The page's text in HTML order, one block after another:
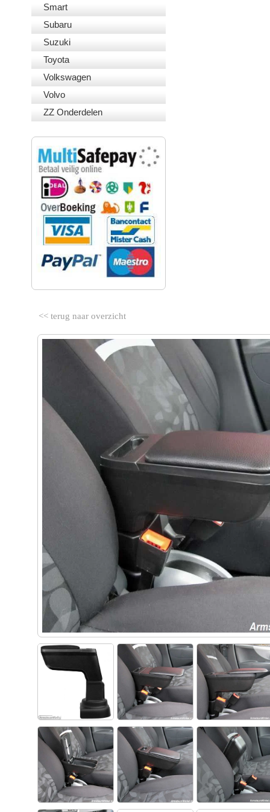
Smart
Subaru
Suzuki
Toyota
Volkswagen
Volvo
ZZ Onderdelen
<< terug naar overzicht